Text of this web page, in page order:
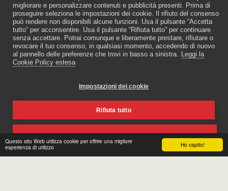
Ho capito!
Questo sito Web utilizza cookie per offrire una migliore
esperienza di utilizzo
migliorare e personalizzare contenuti e pubblicità presenti. Prima di
proseguire seleziona le impostazioni dei cookie. Il rifiuto del consenso
può rendere non disponibili alcune funzioni. Usa il pulsante “Accetta
tutto” per acconsentire. Usa il pulsante “Rifiuta tutto” per continuare
senza accettare. Potrai comunque e liberamente prestare, rifiutare o
revocare il tuo consenso, in qualsiasi momento, accedendo di nuovo
al pannello delle preferenze che trovi in basso a sinistra. Leggi la
Cookie Policy estesa
Impostazioni dei cookie
Rifiuta tutto
HERA 26 / 2019 OTTOBRE
10.00€
Coockie Policy|Privacy Policy